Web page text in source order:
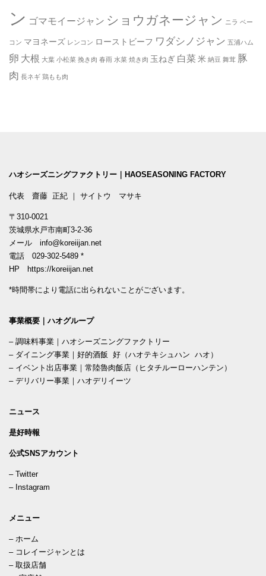
ン ゴマモイージャン ショウガネージャン ニラ ベー
コン マヨネーズ レンコン ローストビーフ ワダシノジャン 五浦ハム
卵 大根 大葉 小松菜 挽き肉 春雨 水菜 焼き肉 玉ねぎ 白菜 米 納豆 舞茸 豚
肉 長ネギ 鶏もも肉
ハオシーズニングファクトリー｜HAOSEASONING FACTORY
代表 齋藤 正紀 ｜ サイトウ マサキ
〒310-0021
茨城県水戸市南町3-2-36
メール info@koreiijan.net
電話 029-302-5489 *
HP https://koreiijan.net
*時間帯により電話に出られないことがございます。
事業概要｜ハオグループ
– 調味料事業｜ハオシーズニングファクトリー
– ダイニング事業｜好的酒飯 好（ハオテキシュハン ハオ）
– イベント出店事業｜常陸魯肉飯店（ヒタチルーローハンテン）
– デリバリー事業｜ハオデリイーツ
ニュース
是好時報
公式SNSアカウント
– Twitter
– Instagram
メニュー
– ホーム
– コレイージャンとは
– 取扱店舗